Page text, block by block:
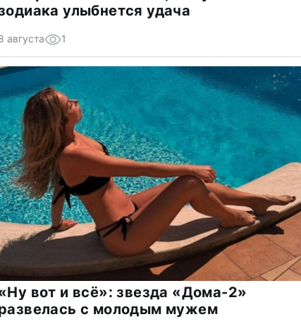
улыбнется удача
августа 1
вот и всё»: звезда «Дома-2»
с молодым мужем